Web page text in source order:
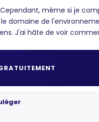
même si je
domaine de
J'ai hâte de voir